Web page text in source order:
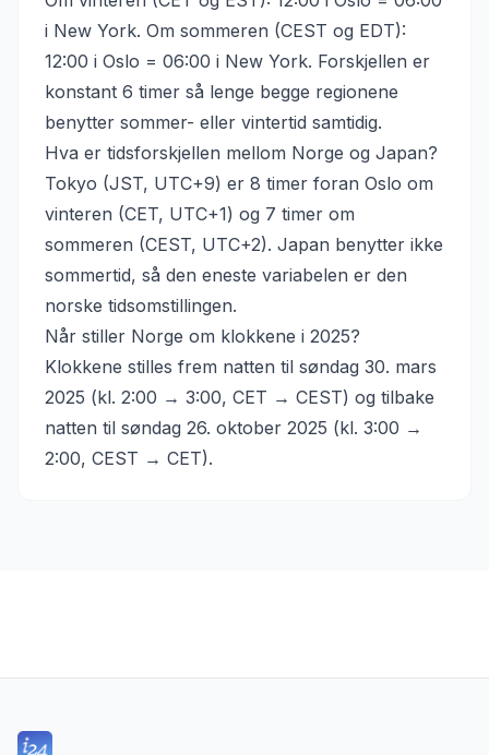
i New York. Om sommeren (CEST og EDT):
12:00 i Oslo = 06:00 i New York. Forskjellen er
konstant 6 timer så lenge begge regionene
benytter sommer- eller vintertid samtidig.
Hva er tidsforskjellen mellom Norge og Japan?
Tokyo (JST, UTC+9) er 8 timer foran Oslo om
vinteren (CET, UTC+1) og 7 timer om
sommeren (CEST, UTC+2). Japan benytter ikke
sommertid, så den eneste variabelen er den
norske tidsomstillingen.
Når stiller Norge om klokkene i 2025?
Klokkene stilles frem natten til søndag 30. mars
2025 (kl. 2:00 → 3:00, CET → CEST) og tilbake
natten til søndag 26. oktober 2025 (kl. 3:00 →
2:00, CEST → CET).